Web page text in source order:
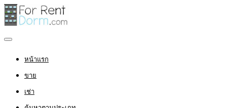
หน้าแรก
ขาย
เช่า